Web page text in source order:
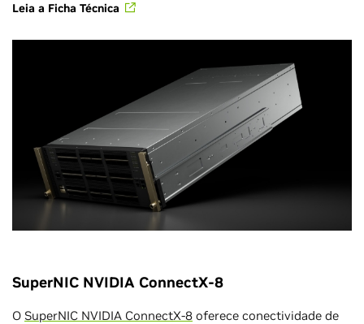
Leia a Ficha Técnica
SuperNIC NVIDIA ConnectX-8
O SuperNIC NVIDIA ConnectX-8 oferece conectividade de